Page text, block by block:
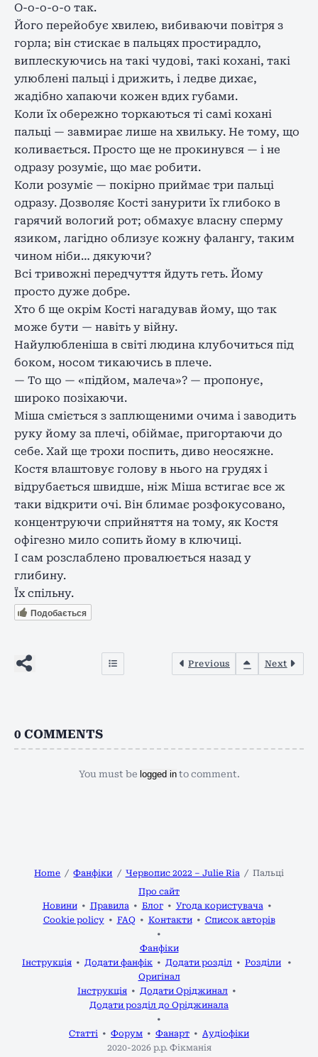
О-о-о-о-о так.
Його перейобує хвилею, вибиваючи повітря з
горла; він стискає в пальцях простирадло,
виплескуючись на такі чудові, такі кохані, такі
улюблені пальці і дрижить, і ледве дихає,
жадібно хапаючи кожен вдих губами.
Коли їх обережно торкаються ті самі кохані
пальці — завмирає лише на хвильку. Не тому, що
коливається. Просто ще не прокинувся — і не
одразу розуміє, що має робити.
Коли розуміє — покірно приймає три пальці
одразу. Дозволяє Кості занурити їх глибоко в
гарячий вологий рот; обмахує власну сперму
язиком, лагідно облизує кожну фалангу, таким
чином ніби… дякуючи?
Всі тривожні передчуття йдуть геть. Йому
просто дуже добре.
Хто б ще окрім Кості нагадував йому, що так
може бути — навіть у війну.
Найулюбленіша в світі людина клубочиться під
боком, носом тикаючись в плече.
— То що — «підйом, малеча»? — пропонує,
широко позіхаючи.
Міша сміється з заплющеними очима і заводить
руку йому за плечі, обіймає, пригортаючи до
себе. Хай ще трохи поспить, диво неосяжне.
Костя влаштовує голову в нього на грудях і
відрубається швидше, ніж Міша встигає все ж
таки відкрити очі. Він блимає розфокусовано,
концентруючи сприйняття на тому, як Костя
офігезно мило сопить йому в ключиці.
І сам розслаблено провалюється назад у
глибину.
Їх спільну.
Подобається
Previous Next
0 COMMENTS
You must be logged into comment.
Home Фанфіки Червопис 2022 – Julie Ria
Пальці
Про сайт
Новини
Правила Блог
Угода користувача
Cookie policy
FAQ Контакти Список авторів
Фанфіки
Інструкція
Додати фанфік Додати розділ
Розділи
Оригінал
Інструкція
Додати Оріджинал
Додати розділ до Оріджинала
Статті Форум Фанарт
Аудіофіки
2020-2026 р.р. Фікманія